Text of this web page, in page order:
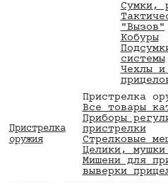
Сумки,
"Вызов"
Кобуры
системы
Чехлы и
Пристрелка
оружия
Пристрелка
Все товары
Приборы
пристрелки
Стрелковые
Целики,
Мишени для
выверки